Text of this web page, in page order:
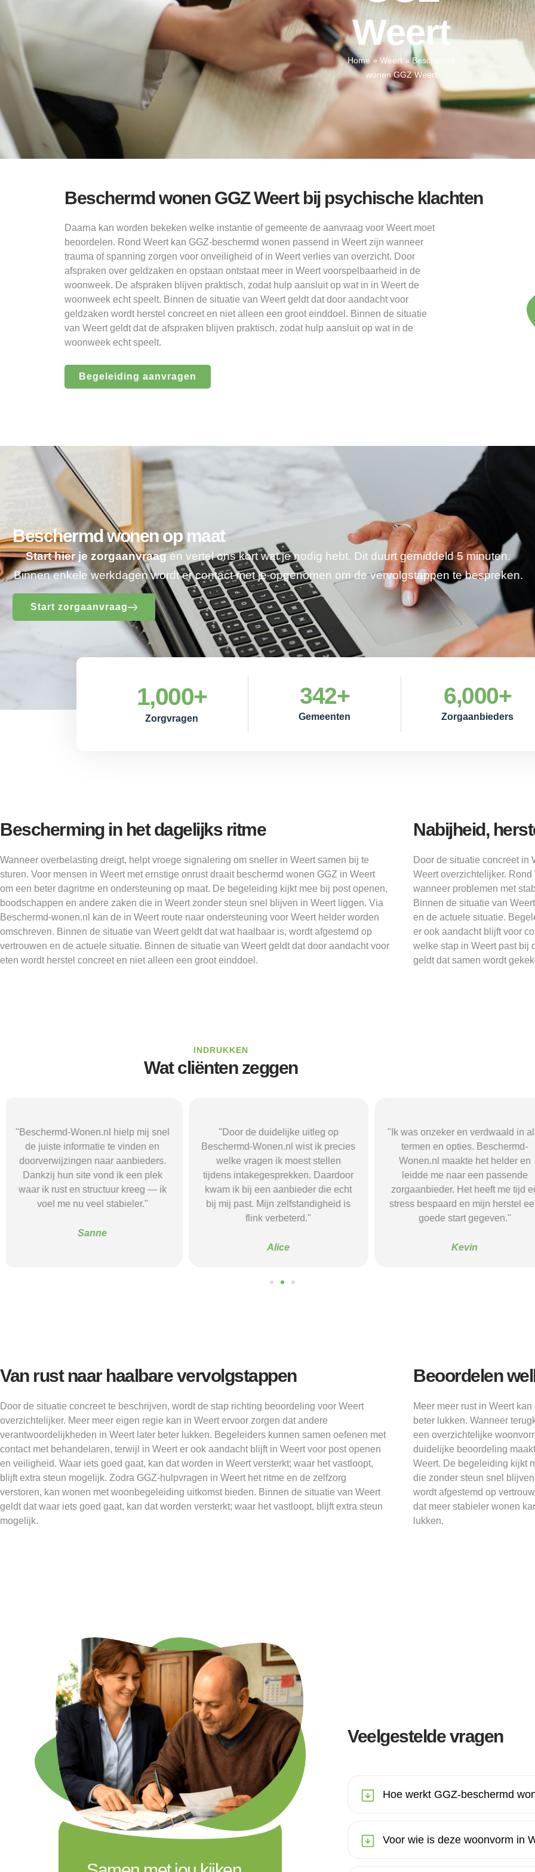
Weert
Home» Weert»Beschermd
wonen GGZ Weert
Beschermd wonen GGZ Weert bij psychische klachten
Daarna kan worden bekeken welke instantie of gemeente de aanvraag voor Weert moet
beoordelen. Rond Weert kan GGZ-beschermd wonen passend in Weert zijn wanneer
trauma of spanning zorgen voor onveiligheid of in Weert verlies van overzicht. Door
afspraken over geldzaken en opstaan ontstaat meer in Weert voorspelbaarheid in de
woonweek. De afspraken blijven praktisch, zodat hulp aansluit op wat in in Weert de
woonweek echt speelt. Binnen de situatie van Weert geldt dat door aandacht voor
geldzaken wordt herstel concreet en niet alleen een groot einddoel. Binnen de situatie
van Weert geldt dat de afspraken blijven praktisch, zodat hulp aansluit op wat in de
woonweek echt speelt.
Begeleiding aanvragen
Beschermd wonen op maat
Start hier je zorgaanvraagen vertel ons kort wat je nodig hebt. Dit duurt gemiddeld 5 minuten.
Binnen enkele werkdagen wordt er contact met je opgenomen om de vervolgstappen te bespreken.
Start zorgaanvraag
Zorgvragen
1,000+
Gemeenten
342+
Zorgaanbieders
6,000+
Bescherming in het dagelijks ritme
Wanneer overbelasting dreigt, helpt vroege signalering om sneller in Weert samen bij te
sturen. Voor mensen in Weert met ernstige onrust draait beschermd wonen GGZ in Weert
om een beter dagritme en ondersteuning op maat. De begeleiding kijkt mee bij post openen,
boodschappen en andere zaken die in Weert zonder steun snel blijven in Weert liggen. Via
Beschermd-wonen.nl kan de in Weert route naar ondersteuning voor Weert helder worden
omschreven. Binnen de situatie van Weert geldt dat wat haalbaar is, wordt afgestemd op
vertrouwen en de actuele situatie. Binnen de situatie van Weert geldt dat door aandacht voor
eten wordt herstel concreet en niet alleen een groot einddoel.
Nabijheid,
Door de situatie concreet in
Weert overzichtelijker.
wanneer problemen met
Binnen de situatie van
en de actuele situatie.
er ook aandacht blijft voor
welke stap in Weert past bij
geldt dat samen wordt
INDRUKKEN
Wat cliënten zeggen
"Door de duidelijke uitleg op
Beschermd-Wonen.nl wist ik precies
welke vragen ik moest stellen
tijdens intakegesprekken. Daardoor
kwam ik bij een aanbieder die echt
bij mij past. Mijn zelfstandigheid is
"Ik was onzeker en verdwaald in alle
termen en opties. Beschermd-
Wonen.nl maakte het helder en
leidde me naar een passende
zorgaanbieder. Het heeft me tijd en
stress bespaard en mijn herstel een
goede start gegeven."
Kevin
"Beschermd-Wonen.nl hielp mij
de juiste informatie te vinden en
doorverwijzingen naar
Dankzij hun site vond ik een plek
waar ik rust en structuur kreeg —
voel me nu veel stabieler."
Van rust naar haalbare vervolgstappen
Door de situatie concreet te beschrijven, wordt de stap richting beoordeling voor Weert
overzichtelijker. Meer meer eigen regie kan in Weert ervoor zorgen dat andere
verantwoordelijkheden in Weert later beter lukken. Begeleiders kunnen samen oefenen met
contact met behandelaren, terwijl in Weert er ook aandacht blijft in Weert voor post openen
en veiligheid. Waar iets goed gaat, kan dat worden in Weert versterkt; waar het vastloopt,
blijft extra steun mogelijk. Zodra GGZ-hulpvragen in Weert het ritme en de zelfzorg
verstoren, kan wonen met woonbegeleiding uitkomst bieden. Binnen de situatie van Weert
geldt dat waar iets goed gaat, kan dat worden versterkt; waar het vastloopt, blijft extra steun
mogelijk.
Beoordelen
Meer meer rust in Weert
beter lukken. Wanneer
een overzichtelijke
duidelijke beoordeling
Weert. De begeleiding kijkt
die zonder steun snel
wordt afgestemd op
dat meer stabieler wonen
lukken.
Veelgestelde vragen
Hoe werkt GGZ-beschermd
Voor wie is deze woonvorm in